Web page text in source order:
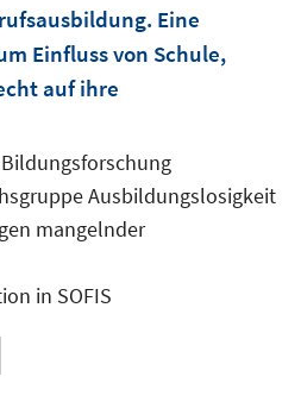
Eine
Einfluss von Schule,
auf ihre
neuem
Ausbildungslosigkeit
mangelnder
in SOFIS